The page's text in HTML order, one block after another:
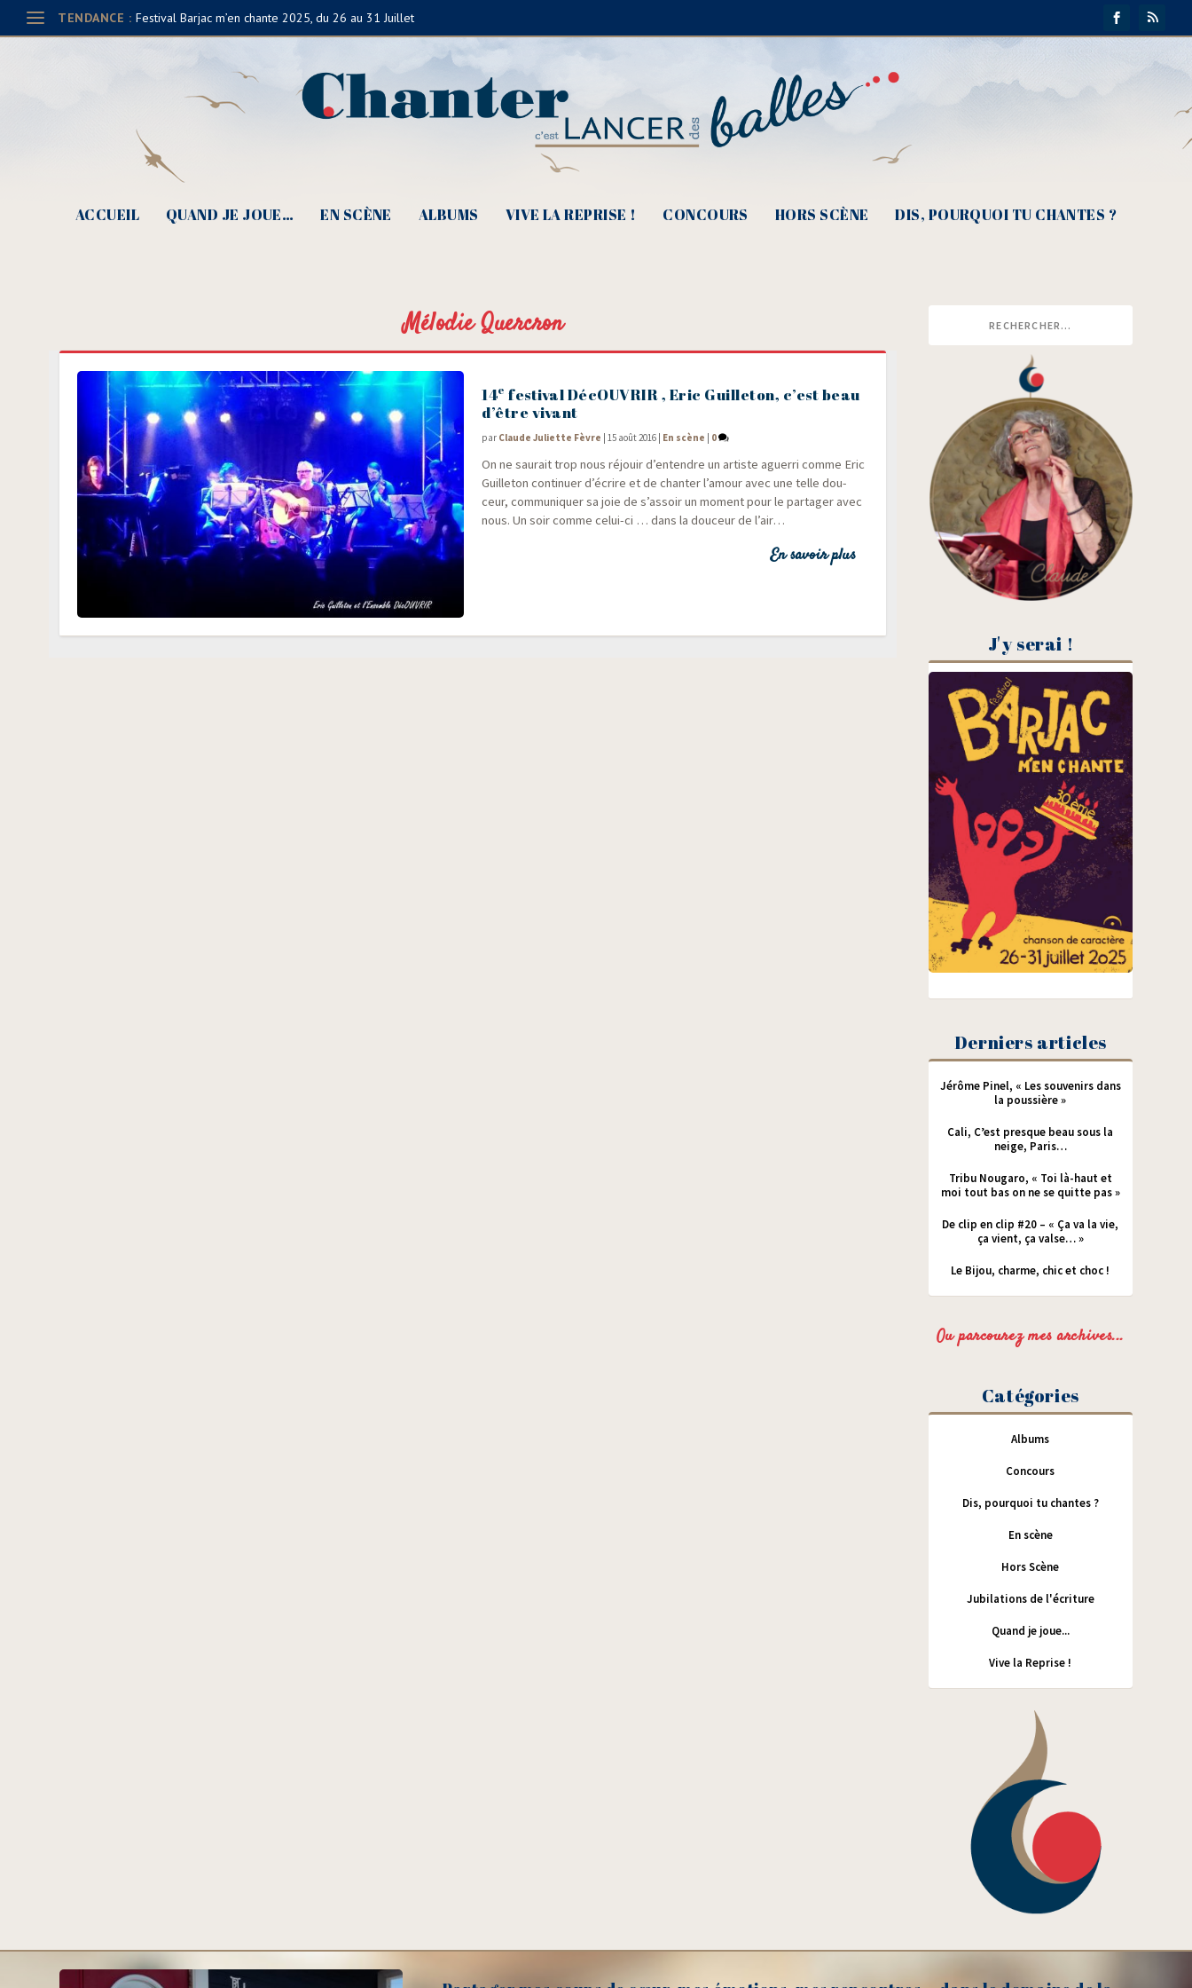
TENDANCE : Festival Barjac m’en chante 2025, du 26 au 31 Juillet
ACCUEIL QUAND JE JOUE… EN SCÈNE ALBUMS VIVE LA REPRISE ! CONCOURS HORS SCÈNE DIS, POURQUOI TU CHANTES ?
Mélodie Quercron
14e festival DécOUVRIR , Eric Guilleton, c’est beau
d’être vivant
par Claude Juliette Fèvre |15 août 2016 En scène 0
On ne sau­rait trop nous réjouir d’entendre un artiste aguer­ri comme Eric
Guille­ton conti­nuer d’écrire et de chan­ter l’amour avec une telle dou­
ceur, com­mu­ni­quer sa joie de s’assoir un moment pour le par­ta­ger avec
nous. Un soir comme celui-ci … dans la dou­ceur de l’air…
En savoir plus
J'y serai !
Derniers articles
Jérôme Pinel, « Les souvenirs dans
la poussière »
Cali, C’est presque beau sous la
neige, Paris…
Tribu Nougaro, « Toi là-haut et
moi tout bas on ne se quitte pas »
De clip en clip #20 – « Ça va la vie,
ça vient, ça valse… »
Le Bijou, charme, chic et choc !
Ou parcourez mes archives...
Catégories
Albums
Concours
Dis, pourquoi tu chantes ?
En scène
Hors Scène
Jubilations de l'écriture
Quand je joue...
Vive la Reprise !